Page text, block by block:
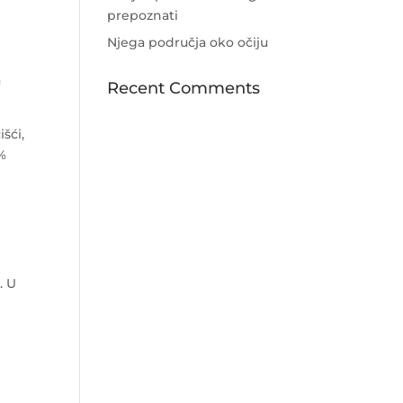
U
prepoznati
Njega područja oko očiju
Recent Comments